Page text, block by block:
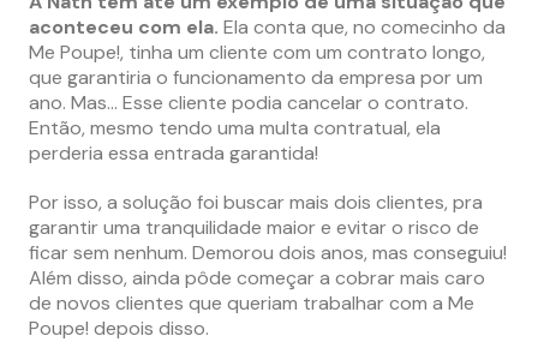
aconteceu com ela. Ela conta que, no comecinho da
Me Poupe!, tinha um cliente com um contrato longo,
que garantiria o funcionamento da empresa por um
ano. Mas… Esse cliente podia cancelar o contrato.
Então, mesmo tendo uma multa contratual, ela
perderia essa entrada garantida!
Por isso, a solução foi buscar mais dois clientes, pra
garantir uma tranquilidade maior e evitar o risco de
ficar sem nenhum. Demorou dois anos, mas conseguiu!
Além disso, ainda pôde começar a cobrar mais caro
de novos clientes que queriam trabalhar com a Me
Poupe! depois disso.